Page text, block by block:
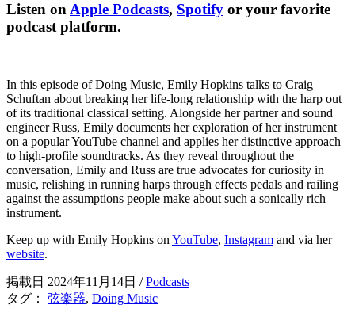
Listen onApple Podcasts, Spotify or your favorite
podcast platform.
In this episode of Doing Music, Emily Hopkins talks to Craig
Schuftan about breaking her life-long relationship with the harp out
of its traditional classical setting. Alongside her partner and sound
engineer Russ, Emily documents her exploration of her instrument
on a popular YouTube channel and applies her distinctive approach
to high-profile soundtracks. As they reveal throughout the
conversation, Emily and Russ are true advocates for curiosity in
music, relishing in running harps through effects pedals and railing
against the assumptions people make about such a sonically rich
instrument.
Keep up with Emily Hopkins on YouTube, Instagram and via her
website.
掲載日 2024年11月14日 /Podcasts
タグ： 弦楽器, Doing Music